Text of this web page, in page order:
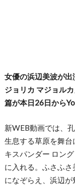
女優の浜辺美波が
ジョリカ マジョル
篇が本日26日から
新WEB動画では、
生息する草原を舞
キスパンダー ロン
に入れる。ふさふ
になぞらえ、浜辺が